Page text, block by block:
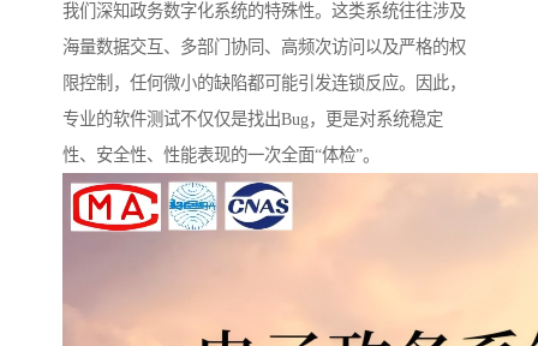
我们深知政务数字化系统的特殊性。这类系统往往涉及
海量数据交互、多部门协同、高频次访问以及严格的权
限控制，任何微小的缺陷都可能引发连锁反应。因此，
专业的软件测试不仅仅是找出Bug，更是对系统稳定
性、安全性、性能表现的一次全面“体检”。